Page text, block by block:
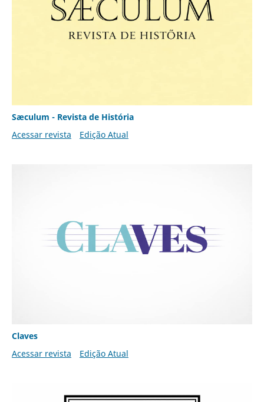
Sæculum - Revista de História
Acessar revista
Edição Atual
Claves
Acessar revista
Edição Atual